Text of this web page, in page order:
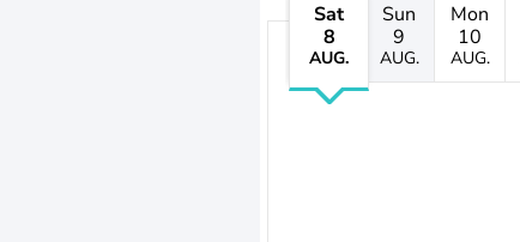
Sat
8
AUG.
Sun
9
AUG.
Mon
10
AUG.